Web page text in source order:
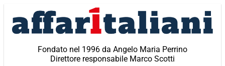
contenuto
Fondato nel 1996 da Angelo Maria Perrino
Direttore responsabile Marco Scotti